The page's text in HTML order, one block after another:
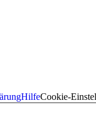
HilfeCookie-